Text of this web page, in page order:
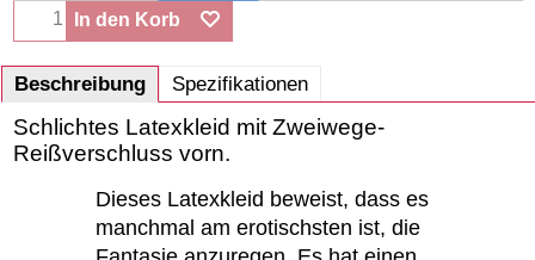
In den Korb
Beschreibung Spezifikationen
Schlichtes Latexkleid mit Zweiwege-
Reißverschluss vorn.
Dieses Latexkleid beweist, dass es
manchmal am erotischsten ist, die